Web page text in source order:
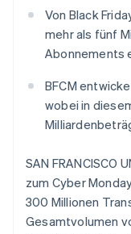
Mehr
Product
Ausblick
Atlas
Start-up-
CO₂-Entnahme
Identity
Online-
Von Black
mehr als fünf
Abonnements
BFCM
wobei in
SAN FRANCISCO
zum Cyber
300 Millionen
Gesamtvolumen